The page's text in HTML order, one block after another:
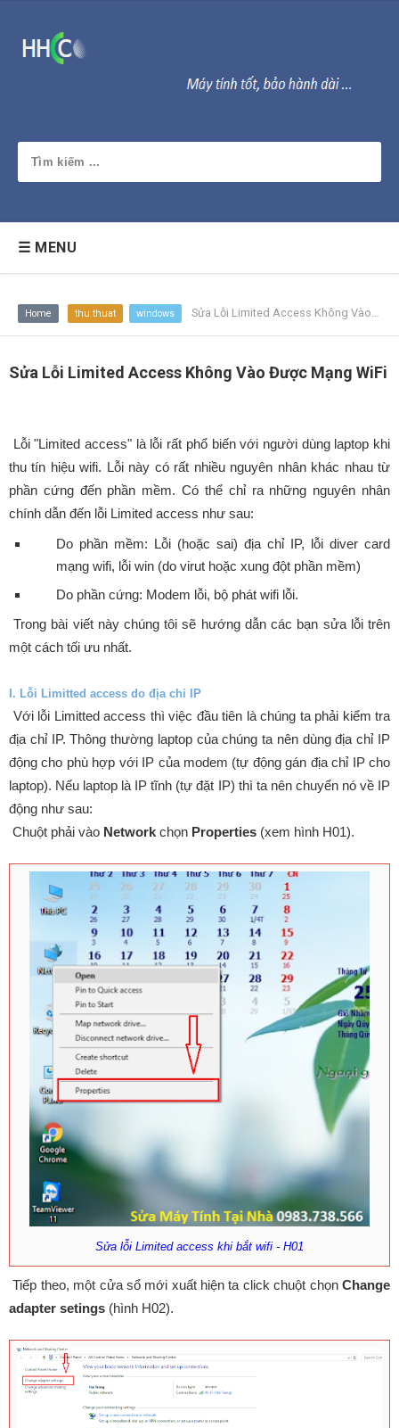
☰ MENU
Home thu thuat windows Sửa Lỗi Limited Access Không Vào Được Mạng WiFi
Sửa Lỗi Limited Access Không Vào Được Mạng WiFi
Lỗi "Limited access" là lỗi rất phổ biến với người dùng laptop khi
thu tín hiệu wifi. Lỗi này có rất nhiều nguyên nhân khác nhau từ
phần cứng đến phần mềm. Có thể chỉ ra những nguyên nhân
chính dẫn đến lỗi Limited access như sau:
Do phần mềm: Lỗi (hoặc sai) địa chỉ IP, lỗi diver card
mạng wifi, lỗi win (do virut hoặc xung đột phần mềm)
Do phần cứng: Modem lỗi, bộ phát wifi lỗi.
Trong bài viết này chúng tôi sẽ hướng dẫn các bạn sửa lỗi trên
một cách tối ưu nhất.
I. Lỗi Limitted access do địa chỉ IP
Với lỗi Limitted access thì việc đầu tiên là chúng ta phải kiểm tra
địa chỉ IP. Thông thường laptop của chúng ta nên dùng địa chỉ IP
động cho phù hợp với IP của modem (tự động gán địa chỉ IP cho
laptop). Nếu laptop là IP tĩnh (tự đặt IP) thì ta nên chuyển nó về IP
động như sau:
Chuột phải vào Network chọn Properties (xem hình H01).
Sửa lỗi Limited access khi bắt wifi - H01
Tiếp theo, một cửa sổ mới xuất hiện ta click chuột chọn Change
adapter setings (hình H02).